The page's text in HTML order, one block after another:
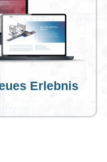
Erlebnis